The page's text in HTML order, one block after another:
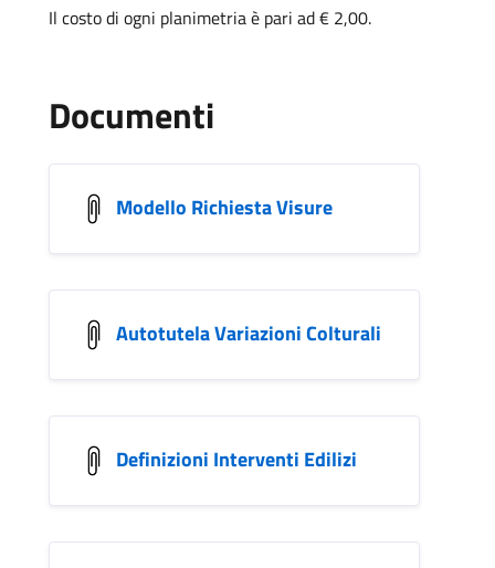
Il costo di ogni planimetria è pari ad € 2,00.
Documenti
Modello Richiesta Visure
Autotutela Variazioni Colturali
Definizioni Interventi Edilizi